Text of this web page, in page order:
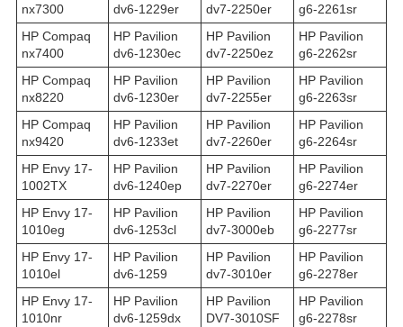
nx7300
dv6-1229er
dv7-2250er
g6-2261sr
HP Compaq
nx7400
HP Pavilion
dv6-1230ec
HP Pavilion
dv7-2250ez
HP Pavilion
g6-2262sr
HP Compaq
nx8220
HP Pavilion
dv6-1230er
HP Pavilion
dv7-2255er
HP Pavilion
g6-2263sr
HP Compaq
nx9420
HP Pavilion
dv6-1233et
HP Pavilion
dv7-2260er
HP Pavilion
g6-2264sr
HP Envy 17-
1002TX
HP Pavilion
dv6-1240ep
HP Pavilion
dv7-2270er
HP Pavilion
g6-2274er
HP Envy 17-
1010eg
HP Pavilion
dv6-1253cl
HP Pavilion
dv7-3000eb
HP Pavilion
g6-2277sr
HP Envy 17-
1010el
HP Pavilion
dv6-1259
HP Pavilion
dv7-3010er
HP Pavilion
g6-2278er
HP Envy 17-
1010nr
HP Pavilion
dv6-1259dx
HP Pavilion
DV7-3010SF
HP Pavilion
g6-2278sr